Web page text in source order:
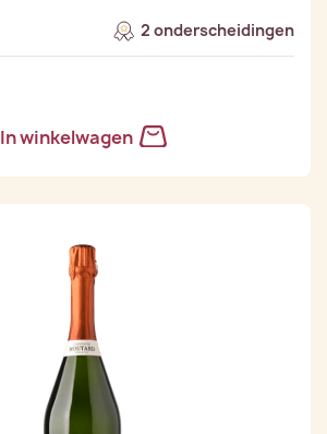
2 onderscheidingen
In winkelwagen